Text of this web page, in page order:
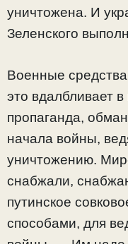
уничтожена. И
Зеленского
Военные средства
это вдалбливает
пропаганда,
начала войны,
уничтожению.
снабжали,
путинское
способами, для